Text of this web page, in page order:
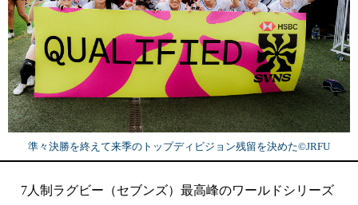
準々決勝を終えて来季のトップディビジョン残留を決めた©JRFU
7人制ラグビー（セブンズ）最高峰のワールドシリーズ